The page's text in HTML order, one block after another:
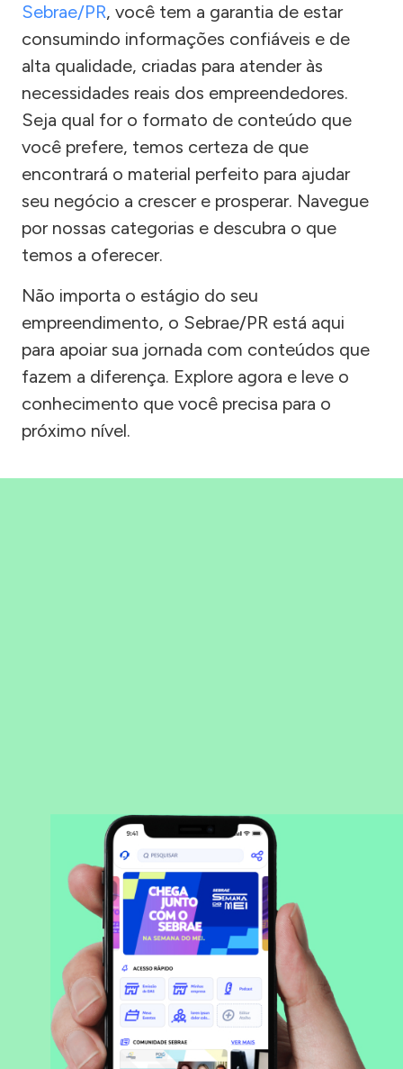
Sebrae/PR, você tem a garantia de estar
consumindo informações confiáveis e de
alta qualidade, criadas para atender às
necessidades reais dos empreendedores.
Seja qual for o formato de conteúdo que
você prefere, temos certeza de que
encontrará o material perfeito para ajudar
seu negócio a crescer e prosperar. Navegue
por nossas categorias e descubra o que
temos a oferecer.
Não importa o estágio do seu
empreendimento, o Sebrae/PR está aqui
para apoiar sua jornada com conteúdos que
fazem a diferença. Explore agora e leve o
conhecimento que você precisa para o
próximo nível.